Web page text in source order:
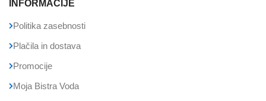
INFORMACIJE
Politika zasebnosti
Plačila in dostava
Promocije
Moja Bistra Voda